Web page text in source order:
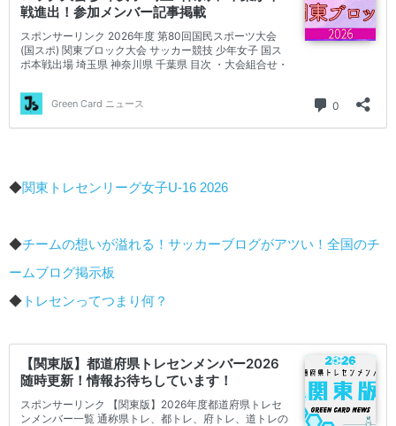
◆関東トレセンリーグ女子U-16 2026
◆チームの想いが溢れる！サッカーブログがアツい！全国のチ
ームブログ掲示板
◆ トレセンってつまり何？